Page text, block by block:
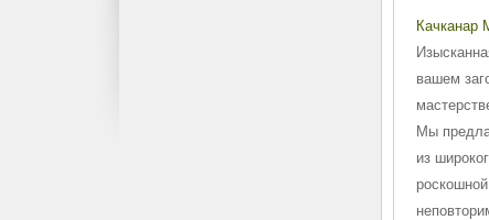
Качканар
вашем
Мы
из